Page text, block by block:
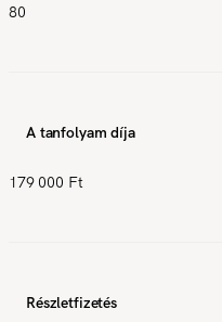
80
A tanfolyam díja
179 000 Ft
Részletfizetés